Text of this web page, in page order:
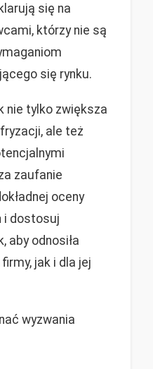
się na
którzy nie są
się rynku.
nie tylko zwiększa
ale też
zaufanie
oceny
i dostosuj
aby odnosiła
jak i dla jej
wyzwania